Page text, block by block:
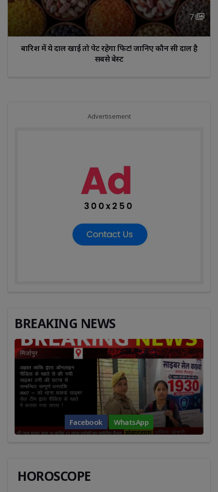
7
बारिश में ये दाल खाई तो पेट रहेगा फिट! जानिए कौन सी दाल है
सबसे बेस्ट
Advertisement
BREAKING NEWS
Facebook WhatsApp
HOROSCOPE